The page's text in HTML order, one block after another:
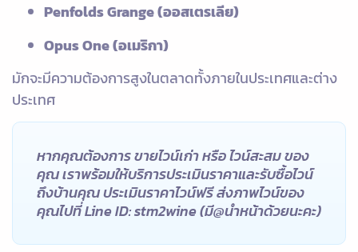
Penfolds Grange (ออสเตรเลีย)
Opus One (อเมริกา)
มักจะมีความต้องการสูงในตลาดทั้งภายในประเทศและต่าง
ประเทศ
หากคุณต้องการ ขายไวน์เก่า หรือ ไวน์สะสม ของ
คุณ เราพร้อมให้บริการประเมินราคาและรับซื้อไวน์
ถึงบ้านคุณ ประเมินราคาไวน์ฟรี ส่งภาพไวน์ของ
คุณไปที่ Line ID: stm2wine (มี@นำหน้าด้วยนะคะ)